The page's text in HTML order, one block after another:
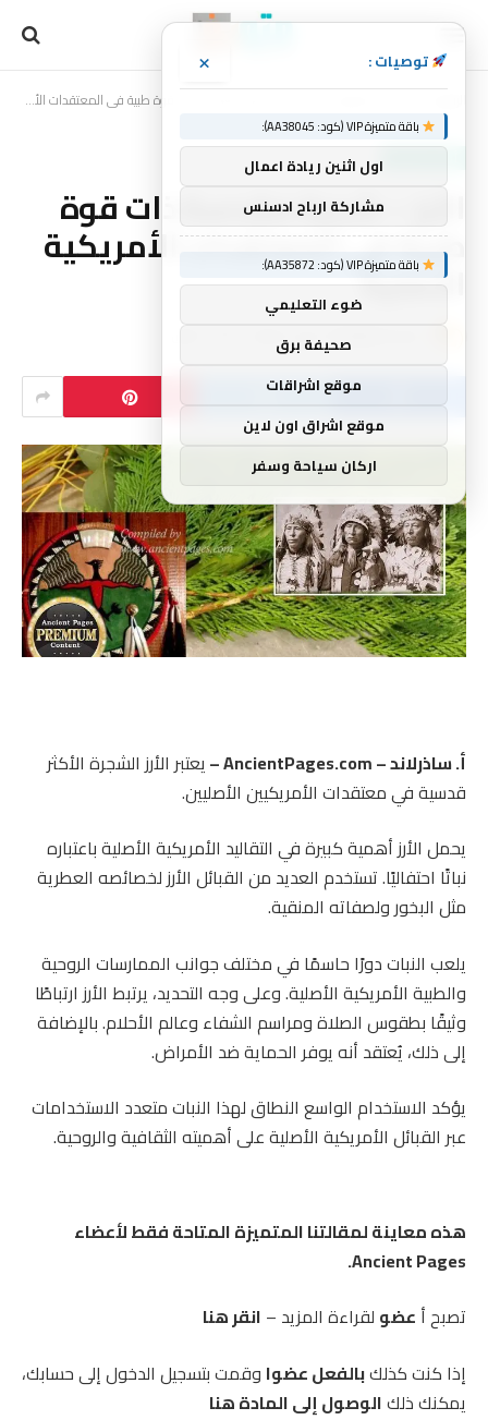
الأرز – شجرة مقدسة ذات قوة طبية في المعتقدات الأمريكية الأصلية
الأرز – شجرة مقدسة ذات قوة
طبية في المعتقدات الأمريكية
الأصلية
لا توجد تعليقات
أ. ساذرلاند – AncientPages.com –
يعتبر الأرز الشجرة الأكثر
قدسية في معتقدات الأمريكيين الأصليين.
يحمل الأرز أهمية كبيرة في التقاليد الأمريكية الأصلية باعتباره
نباتًا احتفاليًا. تستخدم العديد من القبائل الأرز لخصائصه العطرية
مثل البخور ولصفاته المنقية.
يلعب النبات دورًا حاسمًا في مختلف جوانب الممارسات الروحية
والطبية الأمريكية الأصلية. وعلى وجه التحديد، يرتبط الأرز ارتباطًا
وثيقًا بطقوس الصلاة ومراسم الشفاء وعالم الأحلام. بالإضافة
إلى ذلك، يُعتقد أنه يوفر الحماية ضد الأمراض.
يؤكد الاستخدام الواسع النطاق لهذا النبات متعدد الاستخدامات
عبر القبائل الأمريكية الأصلية على أهميته الثقافية والروحية.
هذه معاينة لمقالتنا المتميزة المتاحة فقط لأعضاء
Ancient Pages.
تصبح أ عضو لقراءة المزيد – انقر هنا
إذا كنت كذلكبالفعل عضوا وقمت بتسجيل الدخول إلى حسابك،
يمكنك ذلكالوصول إلى المادة هنا
توصيات : ×
باقة متميزة VIP (كود: AA38045):
اول اثنين ريادة اعمال
مشاركة ارباح ادسنس
باقة متميزة VIP (كود: AA35872):
ضوء التعليمي
صحيفة برق
موقع اشراقات
موقع اشراق اون لاين
اركان سياحة وسفر